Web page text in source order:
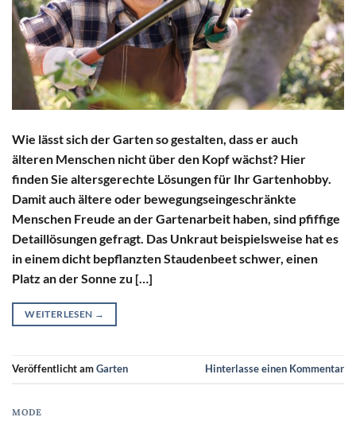
Wie lässt sich der Garten so gestalten, dass er auch
älteren Menschen nicht über den Kopf wächst? Hier
finden Sie altersgerechte Lösungen für Ihr Gartenhobby.
Damit auch ältere oder bewegungseingeschränkte
Menschen Freude an der Gartenarbeit haben, sind pfiffige
Detaillösungen gefragt. Das Unkraut beispielsweise hat es
in einem dicht bepflanzten Staudenbeet schwer, einen
Platz an der Sonne zu […]
WEITERLESEN →
Veröffentlicht amGarten Hinterlasse einen Kommentar
MODE